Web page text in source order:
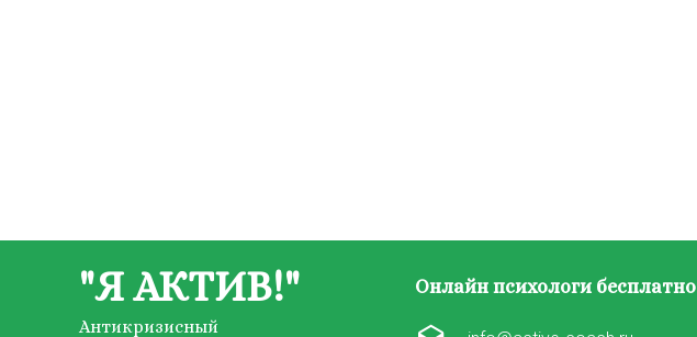
"Я АКТИВ!"
Антикризисный
Онлайн психологи бесплатно